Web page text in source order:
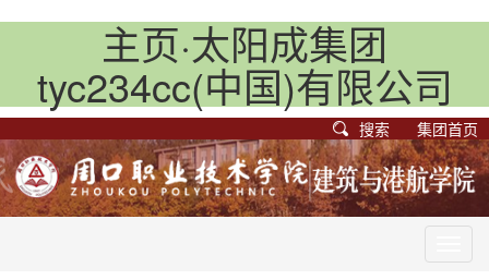
主页·太阳成集团
tyc234cc(中国)有限公司
搜索 集团首页